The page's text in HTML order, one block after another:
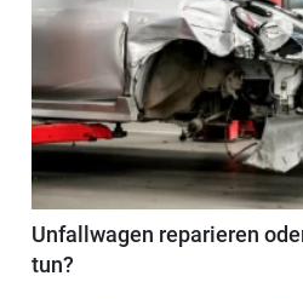
Unfallwagen reparieren
tun?